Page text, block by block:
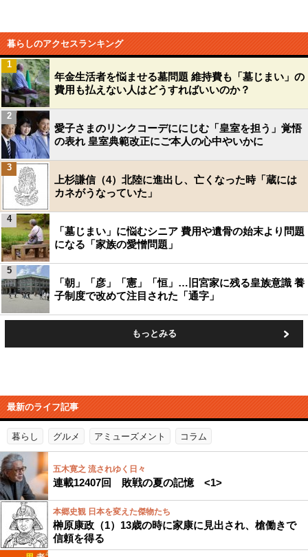
暮らしのアクセスランキング
年金生活者を悩ませる墓問題 維持費も「墓じまい」の
費用も払えない人はどうすればいいのか？
1
愛子さまのリンクコーデににじむ「皇室を担う」覚悟
の表れ 皇室典範改正にご本人の心中やいかに
2
上杉謙信（4）北陸に進出し、亡くなった時「蔵には
カネがうなっていた」
3
「墓じまい」に悩むシニア 費用や遺骨の始末より問題
になる「家族の愛憎問題」
4
「朝」「彦」「憲」「恒」…旧宮家に残る皇族意識 養
子制度で改めて注目された「通字」
5
もっとみる
最新のライフ記事
暮らし グルメ アミューズメント コラム
五木寛之 流されゆく日々
連載12407回 敗戦の夏の記憶 <1>
本郷史観 日本を変えた傑物たち
榊原康政（1）13歳の時に家康に見出され、槍働きで
信頼を得る